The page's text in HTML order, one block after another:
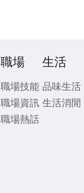
職場
職場技能
職場資訊
職場熱話
生活
品味生活
生活消閒